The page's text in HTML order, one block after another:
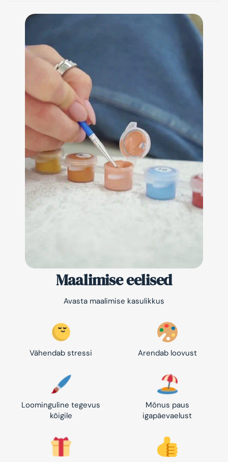
Maalimise eelised
Avasta maalimise kasulikkus
Vähendab stressi Arendab loovust
Loominguline tegevus
kõigile
Mõnus paus
igapäevaelust